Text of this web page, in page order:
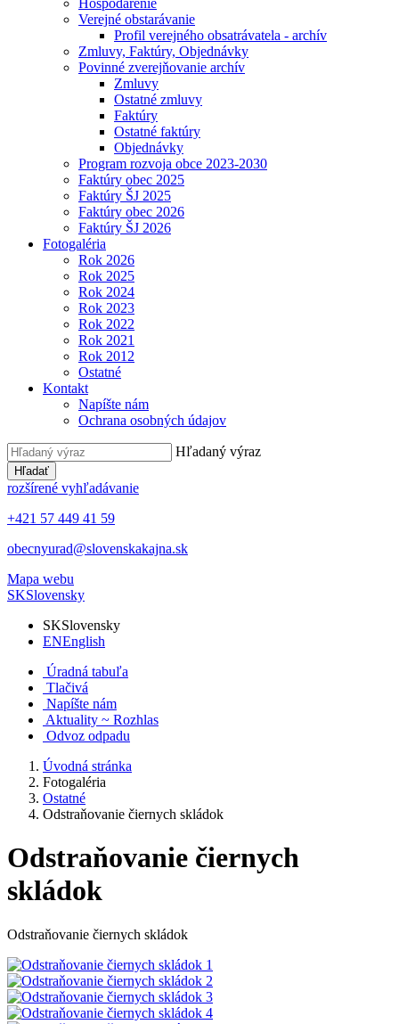
Hospodárenie
Verejné obstarávanie
Profil verejného obsatrávatela - archív
Zmluvy, Faktúry, Objednávky
Povinné zverejňovanie archív
Zmluvy
Ostatné zmluvy
Faktúry
Ostatné faktúry
Objednávky
Program rozvoja obce 2023-2030
Faktúry obec 2025
Faktúry ŠJ 2025
Faktúry obec 2026
Faktúry ŠJ 2026
Fotogaléria
Rok 2026
Rok 2025
Rok 2024
Rok 2023
Rok 2022
Rok 2021
Rok 2012
Ostatné
Kontakt
Napíšte nám
Ochrana osobných údajov
Hľadaný výraz
Hľadať
rozšírené vyhľadávanie
+421 57 449 41 59
obecnyurad@slovenskakajna.sk
Mapa webu
SKSlovensky
SKSlovensky
ENEnglish
Úradná tabuľa
Tlačivá
Napíšte nám
Aktuality ~ Rozhlas
Odvoz odpadu
Úvodná stránka
Fotogaléria
Ostatné
Odstraňovanie čiernych skládok
Odstraňovanie čiernych
skládok
Odstraňovanie čiernych skládok